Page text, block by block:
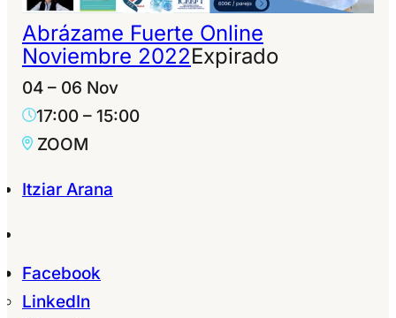
Abrázame Fuerte Online
Noviembre 2022Expirado
04 – 06 Nov
17:00– 15:00
ZOOM
Itziar Arana
Facebook
LinkedIn